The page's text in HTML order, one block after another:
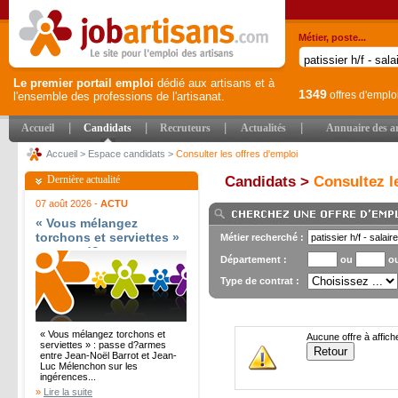
Le premier portail emploi dédié aux artisans et à
l'ensemble des professions de l'artisanat.
Métier, poste...
1349 offres
Accueil Candidats Recruteurs Actualités Annuaire des
Accueil > Espace candidats > Consulter les offres d'emploi
Dernière actualité
07 août 2026 - ACTU
« Vous mélangez
torchons et serviettes »
: passe d?armes entre
Jean-Noël Barrot et
Jean-Luc Mélenchon sur
les ingérences
étrangères - Le Parisien
« Vous mélangez torchons et
serviettes » : passe d?armes
entre Jean-Noël Barrot et Jean-
Luc Mélenchon sur les
ingérences...
» Lire la suite
Candidats > Consultez
Métier recherché :
Département : ou
Type de contrat :
Aucune offre à